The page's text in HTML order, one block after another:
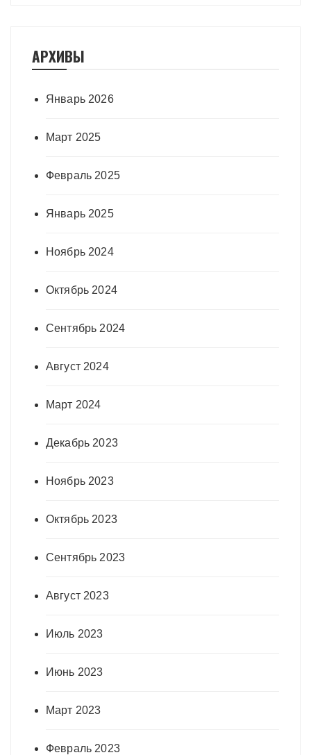
АРХИВЫ
Январь 2026
Март 2025
Февраль 2025
Январь 2025
Ноябрь 2024
Октябрь 2024
Сентябрь 2024
Август 2024
Март 2024
Декабрь 2023
Ноябрь 2023
Октябрь 2023
Сентябрь 2023
Август 2023
Июль 2023
Июнь 2023
Март 2023
Февраль 2023